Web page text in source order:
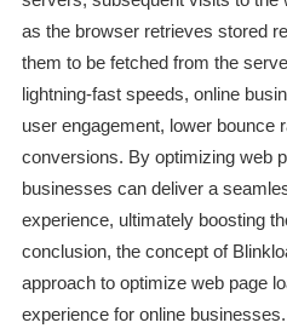
as the browser retrieves stored
them to be fetched from the
lightning-fast speeds, online
user engagement, lower bounce
conversions. By optimizing web
businesses can deliver a
experience, ultimately boosting
conclusion, the concept of
approach to optimize web page
experience for online